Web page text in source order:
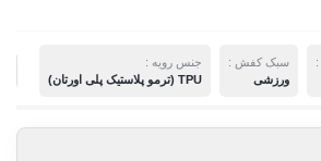
سبک کفش :
ورزشی
جنس رویه :
TPU (ترمو پلاستیک پلی اورتان)